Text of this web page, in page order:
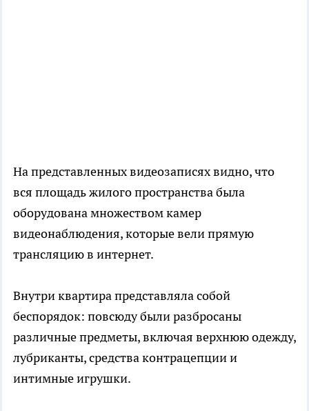
На представленных видеозаписях видно, что
вся площадь жилого пространства была
оборудована множеством камер
видеонаблюдения, которые вели прямую
трансляцию в интернет.
Внутри квартира представляла собой
беспорядок: повсюду были разбросаны
различные предметы, включая верхнюю одежду,
лубриканты, средства контрацепции и
интимные игрушки.